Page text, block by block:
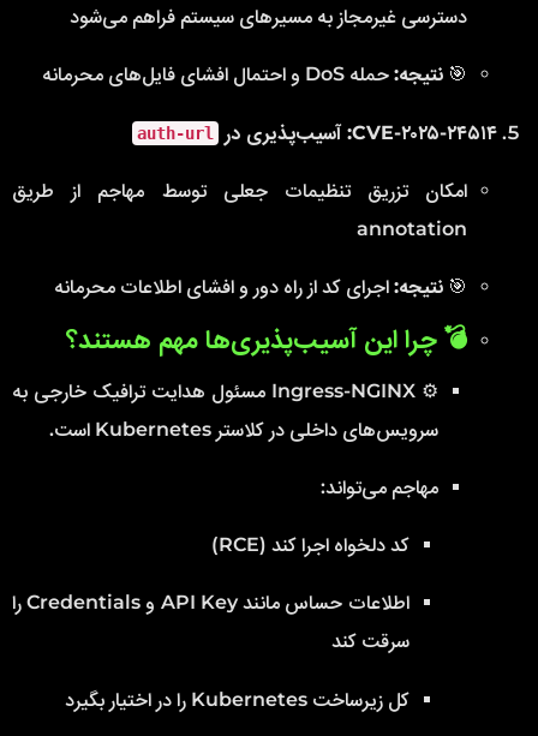
دسترسی غیرمجاز به مسیرهای سیستم فراهم می‌شود
🎯 نتیجه:حمله DoS و احتمال افشای فایل‌های محرمانه
CVE-۲۰۲۵-۲۴۵۱۴: آسیب‌پذیری در auth-url
امکان تزریق تنظیمات جعلی توسط مهاجم از طریق
annotation
🎯 نتیجه:اجرای کد از راه دور و افشای اطلاعات محرمانه
💣 چرا این آسیب‌پذیری‌ها مهم هستند؟
⚙️ Ingress-NGINX مسئول هدایت ترافیک خارجی به
سرویس‌های داخلی در کلاستر Kubernetes است.
مهاجم می‌تواند:
کد دلخواه اجرا کند (RCE)
اطلاعات حساس مانند API Key و Credentials را
سرقت کند
کل زیرساخت Kubernetes را در اختیار بگیرد